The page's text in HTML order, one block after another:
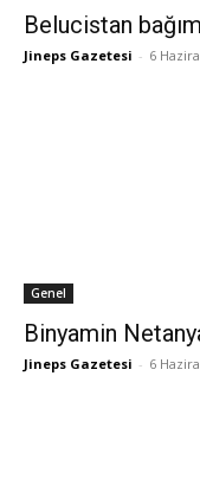
Belucistan
Jineps Gazetesi - 6
Genel
Binyamin
Jineps Gazetesi - 6